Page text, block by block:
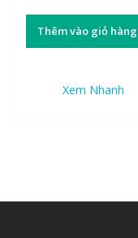
Thêm vào giỏ hàng
Xem Nhanh